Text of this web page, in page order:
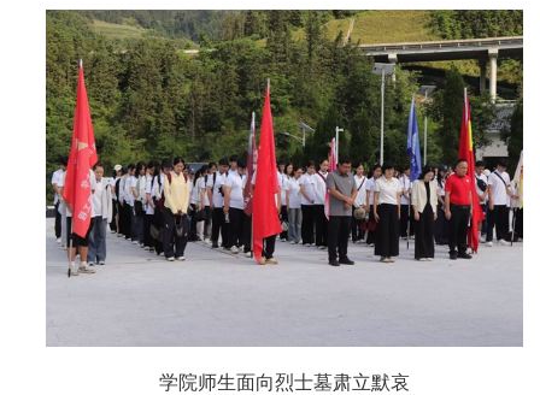
学院师生面向烈士墓肃立默哀